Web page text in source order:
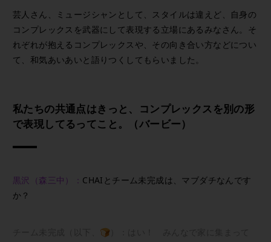
芸人さん、ミュージシャンとして、スタイルは違えど、自身の
コンプレックスを武器にして表現する立場にあるみなさん。そ
れぞれが抱えるコンプレックスや、その向き合い方などについ
て、和気あいあいと語りつくしてもらいました。
私たちの共通点はきっと、コンプレックスを別の形
で表現してるってこと。（バービー）
黒沢（森三中）： CHAIとチーム未完成は、マブダチなんです
か？
チーム未完成（以下、🍞）：はい！ みんなで家に集まって